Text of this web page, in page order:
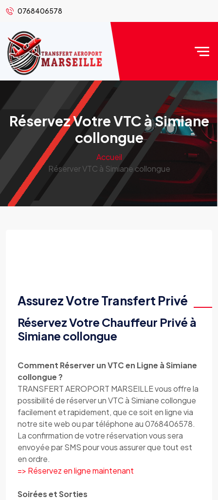
0768406578
Réservez Votre VTC à Simiane
collongue
Accueil
Réserver VTC à Simiane collongue
Assurez Votre Transfert Privé
Réservez Votre Chauffeur Privé à
Simiane collongue
Comment Réserver un VTC en Ligne à Simiane
collongue ?
TRANSFERT AEROPORT MARSEILLE vous offre la
possibilité de réserver un VTC à Simiane collongue
facilement et rapidement, que ce soit en ligne via
notre site web ou par téléphone au 0768406578.
La confirmation de votre réservation vous sera
envoyée par SMS pour vous assurer que tout est
en ordre.
=> Réservez en ligne maintenant
Soirées et Sorties